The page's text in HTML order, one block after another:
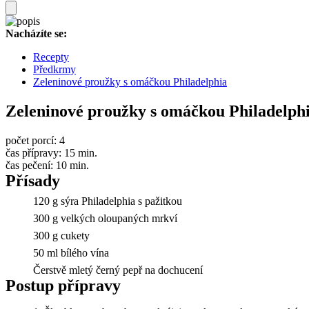
Nacházíte se:
Recepty
Předkrmy
Zeleninové proužky s omáčkou Philadelphia
Zeleninové proužky s omáčkou
počet porcí: 4
čas přípravy: 15 min.
čas pečení: 10 min.
Přísady
120 g sýra Philadelphia s pažitkou
300 g velkých oloupaných mrkví
300 g cukety
50 ml bílého vína
Čerstvě mletý černý pepř na dochucení
Postup přípravy